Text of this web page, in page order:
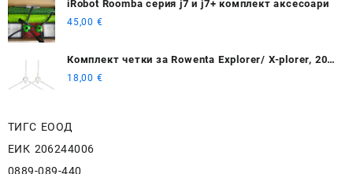
iRobot Roomba серия j7 и j7+ комплект аксесоари
45,00 €
Комплект четки за Rowenta Explorer/ X-plorer, 20,
40, 50, 75 Smart Force isweep
18,00 €
ТИГС ЕООД
ЕИК 206244006
0889-089-440